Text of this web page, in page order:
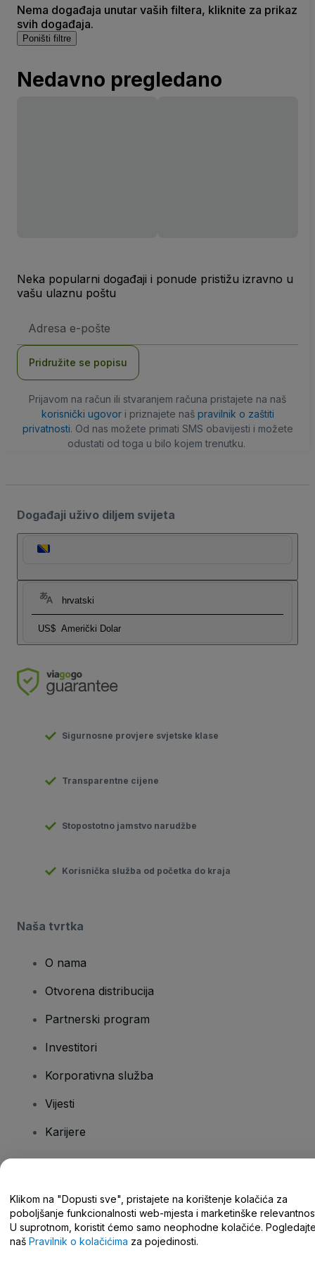
Nema događaja unutar vaših filtera, kliknite za prikaz
svih događaja.
Poništi filtre
Nedavno pregledano
Neka popularni događaji i ponude pristižu izravno u
vašu ulaznu poštu
mail
Pridružite se popisu
Prijavom na račun ili stvaranjem računa pristajete na naš
korisnički ugovori priznajete naš pravilnik o zaštiti
privatnosti. Od nas možete primati SMS obavijesti i možete
odustati od toga u bilo kojem trenutku.
Događaji uživo diljem svijeta
hrvatski
US$ Američki Dolar
Sigurnosne provjere svjetske klase
Transparentne cijene
Stopostotno jamstvo narudžbe
Korisnička služba od početka do kraja
Naša tvrtka
O nama
Otvorena distribucija
Partnerski program
Investitori
Korporativna služba
Vijesti
Karijere
Centar za pomoć/kontaktirajte nas
Klikom na "Dopusti sve", pristajete na korištenje kolačića za
poboljšanje funkcionalnosti web-mjesta i marketinške
U suprotnom, koristit ćemo samo neophodne kolačiće.
naš Pravilnik o kolačićima za pojedinosti.